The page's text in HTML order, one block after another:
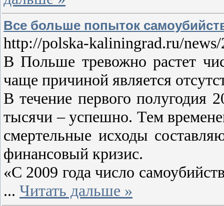
Все больше попыток
http://polska-kaliningrad.ru/
В Польше тревожно растет
чаще причиной является
В течение первого полугодия
тысячи – успешно. Тем
смертельные исходы
финансовый кризис.
«С 2009 года число
... Читать дальше »